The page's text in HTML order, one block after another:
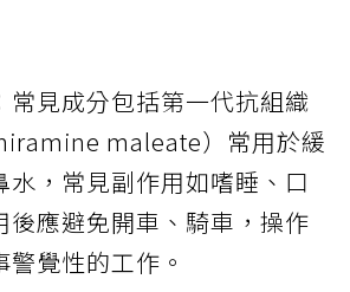
常見成分包括第一代抗組織
maleate）常用於緩
水，常見副作用如嗜睡、口
後應避免開車、騎車，操作
覺性的工作。